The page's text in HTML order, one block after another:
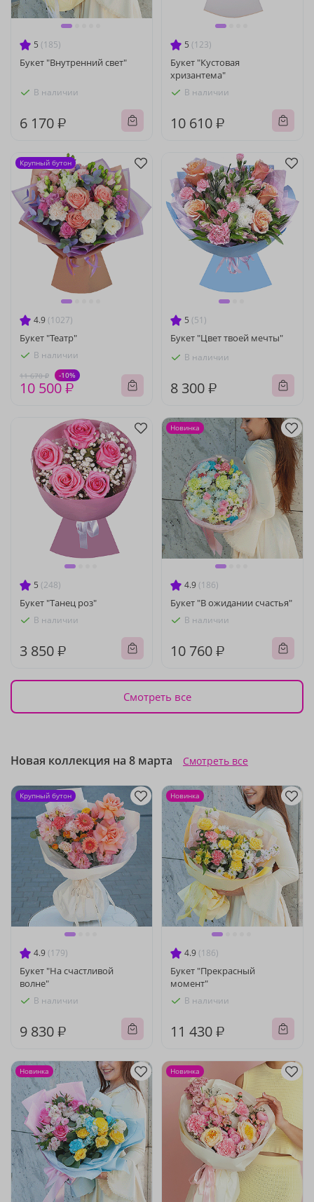
5 (185)
Букет "Внутренний свет"
В наличии
6 170 ₽
5 (123)
Букет "Кустовая
хризантема"
В наличии
10 610 ₽
4.9 (1027)
Букет "Театр"
В наличии
11 670 ₽ -10%
10 500 ₽
Крупный бутон
5 (51)
Букет "Цвет твоей мечты"
В наличии
8 300 ₽
5 (248)
Букет "Танец роз"
В наличии
3 850 ₽
4.9 (186)
Букет "В ожидании счастья"
В наличии
10 760 ₽
Новинка
Смотреть все
Новая коллекция на 8 марта Смотреть все
4.9 (179)
Букет "На счастливой
волне"
В наличии
9 830 ₽
Крупный бутон
4.9 (186)
Букет "Прекрасный
момент"
В наличии
11 430 ₽
Новинка
Новинка Новинка